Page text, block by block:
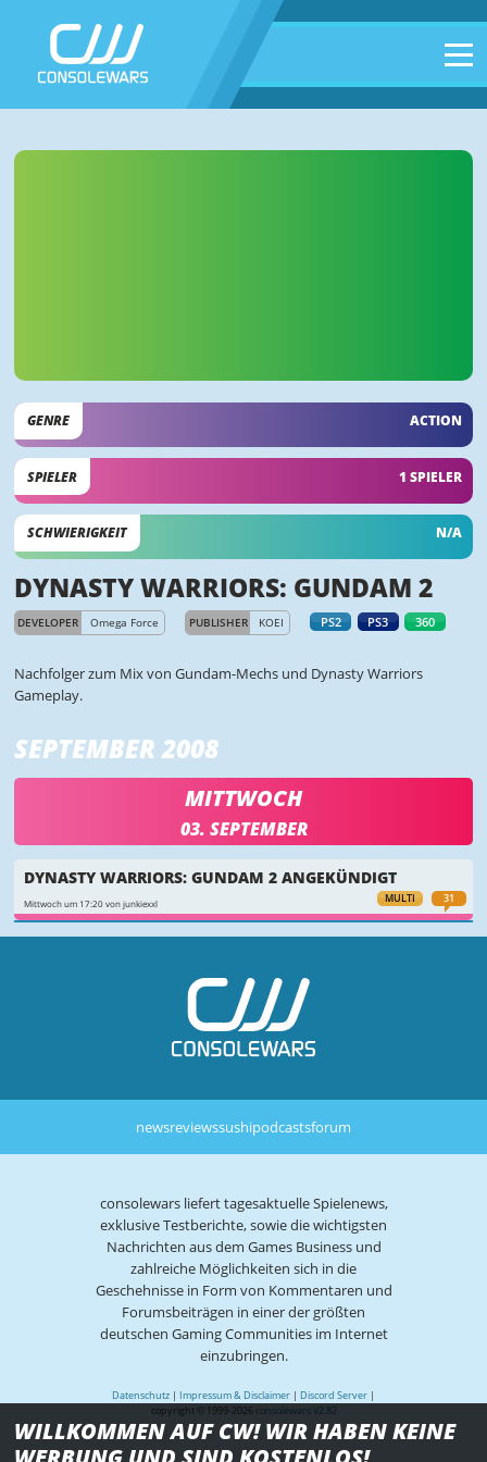
GENRE ACTION
SPIELER 1 SPIELER
SCHWIERIGKEIT N/A
DYNASTY WARRIORS: GUNDAM 2
DEVELOPER Omega Force PUBLISHER KOEI PS2 PS3 360
Nachfolger zum Mix von Gundam-Mechs und Dynasty Warriors
Gameplay.
SEPTEMBER 2008
MITTWOCH
03. SEPTEMBER
MULTI 31
DYNASTY WARRIORS: GUNDAM 2 ANGEKÜNDIGT
Mittwoch um 17:20 von junkiexxl
newsreviewssushipodcastsforum
consolewars liefert tagesaktuelle Spielenews,
exklusive Testberichte, sowie die wichtigsten
Nachrichten aus dem Games Business und
zahlreiche Möglichkeiten sich in die
Geschehnisse in Form von Kommentaren und
Forumsbeiträgen in einer der größten
deutschen Gaming Communities im Internet
einzubringen.
Datenschutz | Impressum & Disclaimer | Discord Server |
copyright © 1999-2026
consolewars V2.82
WILLKOMMEN AUF CW! WIR HABEN KEINE